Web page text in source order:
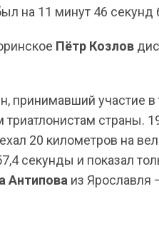
на 11 минут 46 секунд
Пётр Козлов
принимавший участие в
страны.
20 километров на
секунды и показал
Антипова из Ярославля